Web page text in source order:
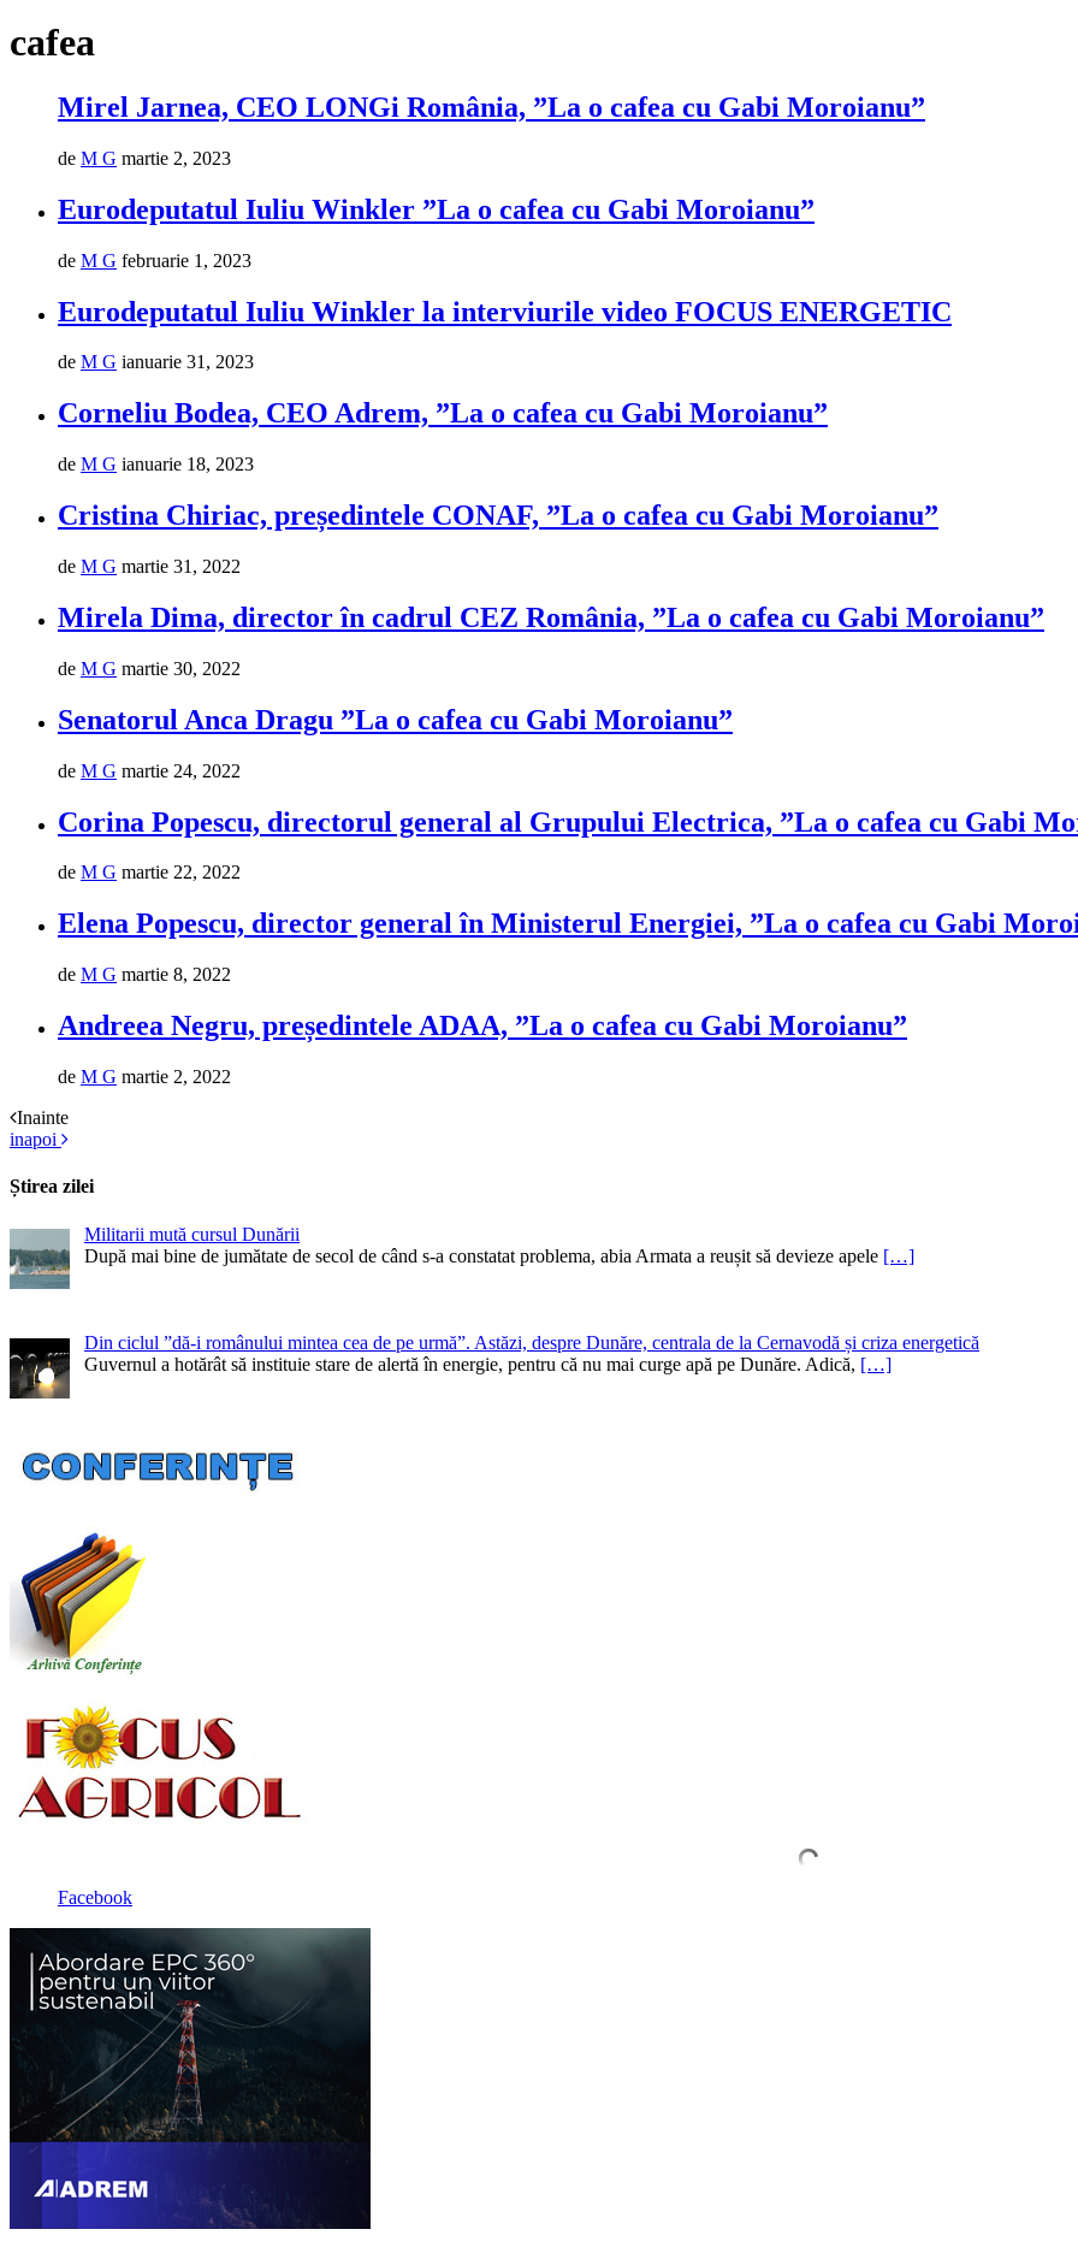
cafea
Mirel Jarnea, CEO LONGi România, ”La o cafea cu Gabi Moroianu”
de M G martie 2, 2023
Eurodeputatul Iuliu Winkler ”La o cafea cu Gabi Moroianu”
de M G februarie 1, 2023
Eurodeputatul Iuliu Winkler la interviurile video FOCUS ENERGETIC
de M G ianuarie 31, 2023
Corneliu Bodea, CEO Adrem, ”La o cafea cu Gabi Moroianu”
de M G ianuarie 18, 2023
Cristina Chiriac, președintele CONAF, ”La o cafea cu Gabi Moroianu”
de M G martie 31, 2022
Mirela Dima, director în cadrul CEZ România, ”La o cafea cu Gabi Moroianu”
de M G martie 30, 2022
Senatorul Anca Dragu ”La o cafea cu Gabi Moroianu”
de M G martie 24, 2022
Corina Popescu, directorul general al Grupului Electrica, ”La o cafea cu Gabi
de M G martie 22, 2022
Elena Popescu, director general în Ministerul Energiei, ”La o cafea cu Gabi
de M G martie 8, 2022
Andreea Negru, președintele ADAA, ”La o cafea cu Gabi Moroianu”
de M G martie 2, 2022
Inainte
inapoi
Știrea zilei
Militarii mută cursul Dunării
După mai bine de jumătate de secol de când s-a constatat problema, abia Armata a reușit să devieze apele […]
Din ciclul ”dă-i românului mintea cea de pe urmă”. Astăzi, despre Dunăre, centrala de la Cernavodă și criza energetică
Guvernul a hotărât să instituie stare de alertă în energie, pentru că nu mai curge apă pe Dunăre. Adică, […]
Facebook